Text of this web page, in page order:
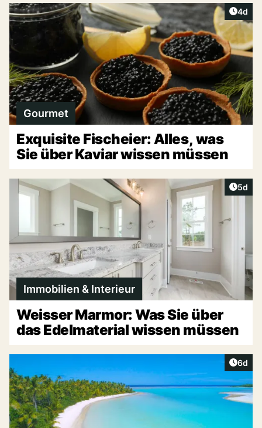
4d
Gourmet
Exquisite Fischeier: Alles, was
Sie über Kaviar wissen müssen
5d
Immobilien & Interieur
Weisser Marmor: Was Sie über
das Edelmaterial wissen müssen
6d